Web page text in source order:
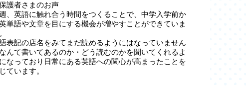
護者さまのお声
、英語に触れ合う時間をつくることで、中学入学前か
単語や文章を目にする機会が増やすことができていま
表記の店名をみてまだ読めるようにはなっていません
んて書いてあるのか・どう読むのかを聞いてくれるよ
なっており日常にある英語への関心が高まったことを
ています。